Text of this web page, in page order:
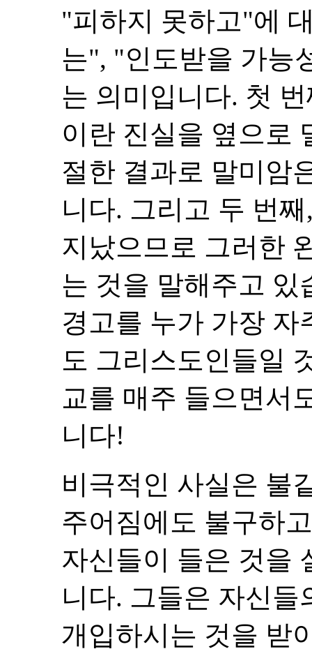
"피하지 못하고"에
는", "인도받을 가능
는 의미입니다. 첫
이란 진실을 옆으로
절한 결과로 말미암
니다. 그리고 두 번
지났으므로 그러한
는 것을 말해주고 있
경고를 누가 가장 자
도 그리스도인들일
교를 매주 들으면서
니다!
비극적인 사실은 불
주어짐에도 불구하
자신들이 들은 것을
니다. 그들은 자신
개입하시는 것을 받